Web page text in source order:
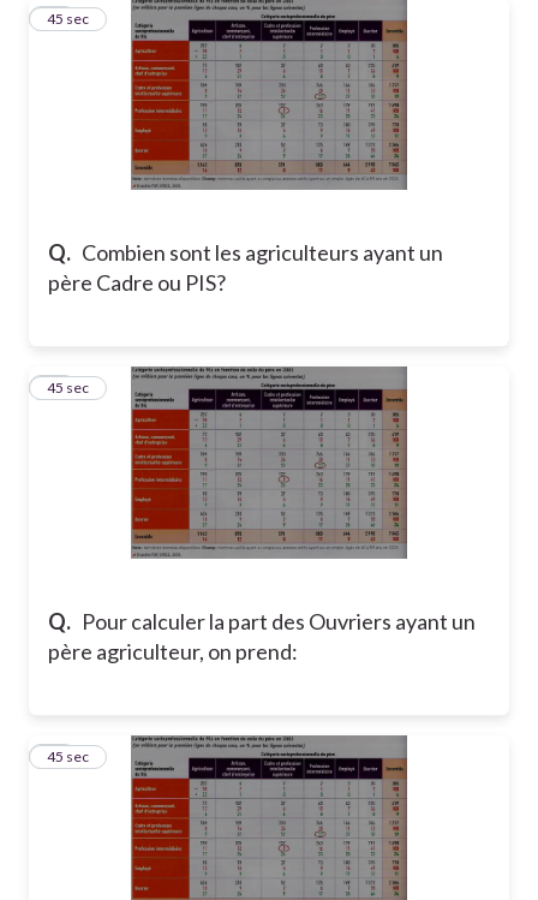
Q. Combien sont les agriculteurs ayant un
père Cadre ou PIS?
23
45 sec
Q. Pour calculer la part des Ouvriers ayant un
père agriculteur, on prend:
24
45 sec
25
45 sec